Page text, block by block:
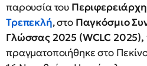
παρουσία του
Τρεπεκλή, στο Παγκόσμιο
Γλώσσας 2025 (WCLC 2025),
πραγματοποιήθηκε στο Πεκίνο